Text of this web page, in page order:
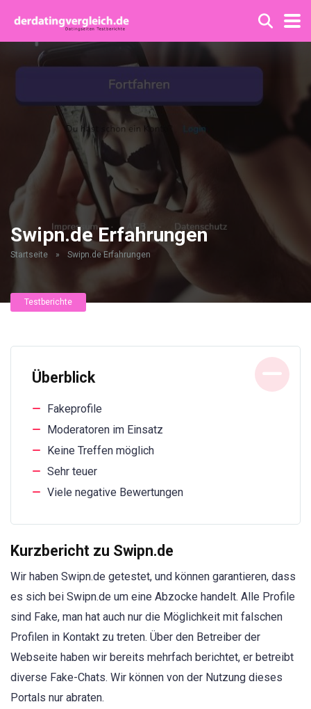
Swipn.de Erfahrungen
Startseite » Swipn.de Erfahrungen
Testberichte
Überblick
Fakeprofile
Moderatoren im Einsatz
Keine Treffen möglich
Sehr teuer
Viele negative Bewertungen
Kurzbericht zu Swipn.de
Wir haben Swipn.de getestet, und können garantieren, dass
es sich bei Swipn.de um eine Abzocke handelt. Alle Profile
sind Fake, man hat auch nur die Möglichkeit mit falschen
Profilen in Kontakt zu treten. Über den Betreiber der
Webseite haben wir bereits mehrfach berichtet, er betreibt
diverse Fake-Chats. Wir können von der Nutzung dieses
Portals nur abraten.